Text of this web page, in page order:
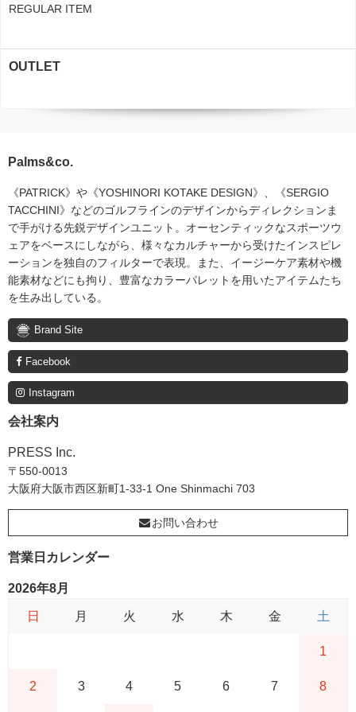
REGULAR ITEM
OUTLET
Palms&co.
《PATRICK》や《YOSHINORI KOTAKE DESIGN》、《SERGIO
TACCHINI》などのゴルフラインのデザインからディレクションま
で手がける先鋭デザインユニット。オーセンティックなスポーツウ
ェアをベースにしながら、様々なカルチャーから受けたインスピレ
ーションを独自のフィルターで表現。また、イージーケア素材や機
能素材などにも拘り、豊富なカラーパレットを用いたアイテムたち
を生み出している。
Brand Site
Facebook
Instagram
会社案内
PRESS Inc.
〒550-0013
大阪府大阪市西区新町1-33-1 One Shinmachi 703
お問い合わせ
営業日カレンダー
2026年8月
日 月 火 水 木 金 土
1
2 3 4 5 6 7 8